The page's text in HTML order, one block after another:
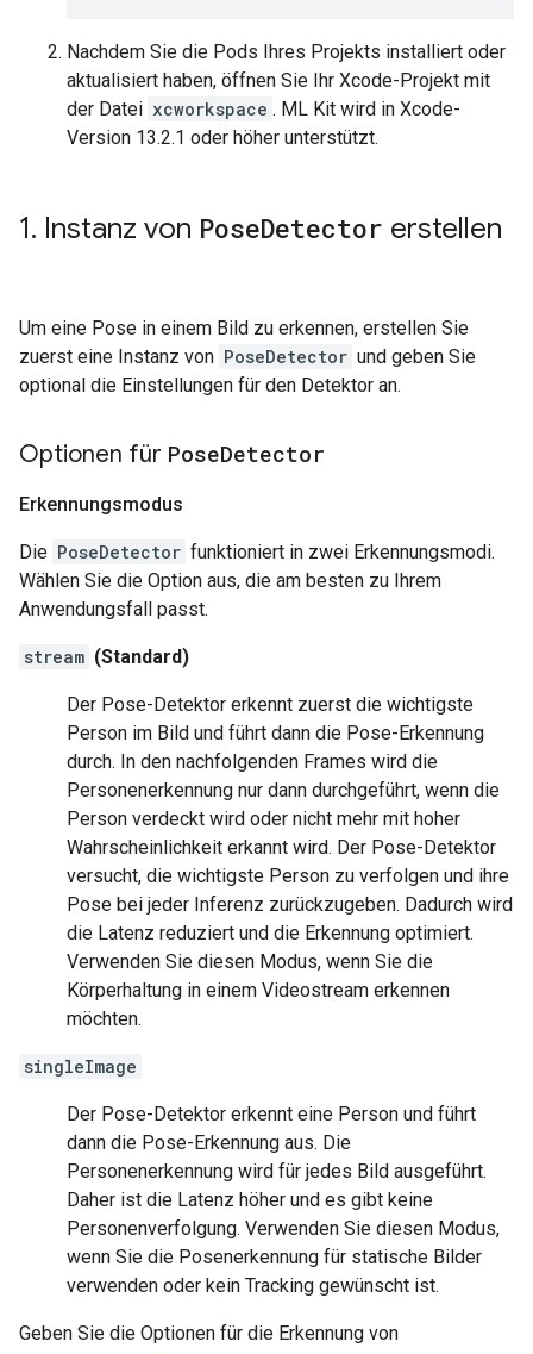
Nachdem Sie die Pods Ihres Projekts installiert oder
aktualisiert haben, öffnen Sie Ihr Xcode-Projekt mit
der Datei xcworkspace . ML Kit wird in Xcode-
Version 13.2.1 oder höher unterstützt.
1. Instanz von PoseDetector erstellen
Um eine Pose in einem Bild zu erkennen, erstellen Sie
zuerst eine Instanz von PoseDetector und geben Sie
optional die Einstellungen für den Detektor an.
Optionen für PoseDetector
Erkennungsmodus
Die PoseDetector funktioniert in zwei Erkennungsmodi.
Wählen Sie die Option aus, die am besten zu Ihrem
Anwendungsfall passt.
stream (Standard)
Der Pose-Detektor erkennt zuerst die wichtigste
Person im Bild und führt dann die Pose-Erkennung
durch. In den nachfolgenden Frames wird die
Personenerkennung nur dann durchgeführt, wenn die
Person verdeckt wird oder nicht mehr mit hoher
Wahrscheinlichkeit erkannt wird. Der Pose-Detektor
versucht, die wichtigste Person zu verfolgen und ihre
Pose bei jeder Inferenz zurückzugeben. Dadurch wird
die Latenz reduziert und die Erkennung optimiert.
Verwenden Sie diesen Modus, wenn Sie die
Körperhaltung in einem Videostream erkennen
möchten.
singleImage
Der Pose-Detektor erkennt eine Person und führt
dann die Pose-Erkennung aus. Die
Personenerkennung wird für jedes Bild ausgeführt.
Daher ist die Latenz höher und es gibt keine
Personenverfolgung. Verwenden Sie diesen Modus,
wenn Sie die Posenerkennung für statische Bilder
verwenden oder kein Tracking gewünscht ist.
Geben Sie die Optionen für die Erkennung von